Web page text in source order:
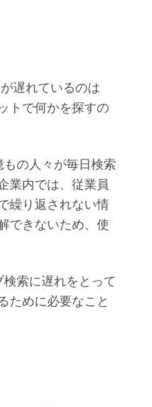
遅れているのは
トで何かを探すの
の人々が毎日検索
業内では、従業員
繰り返されない情
できないため、使
索に遅れをとって
ために必要なこと